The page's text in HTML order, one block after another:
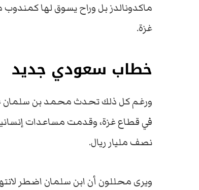
ماكدونالدز بل وراح يسوق لها
غزة.
خطاب سعودي جديد
ورغم كل ذلك تحدث محمد بن سلمان
في قطاع غزة، وقدمت مساعدات
نصف مليار ريال.
ويرى محللون أن ابن سلمان اضطر